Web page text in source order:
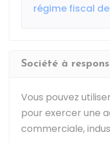
régime fiscal
Société à
Vous pouvez
pour exercer une
commerciale,